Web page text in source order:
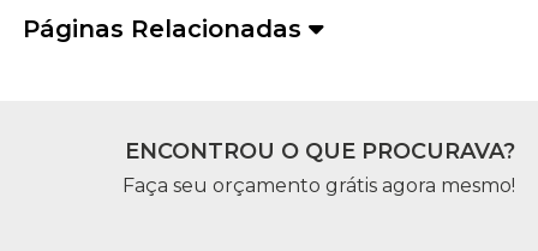
Páginas Relacionadas
ENCONTROU O QUE PROCURAVA?
Faça seu orçamento grátis agora mesmo!